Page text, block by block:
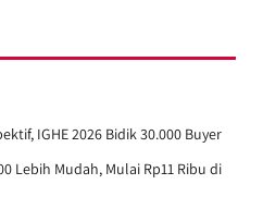
IGHE 2026 Bidik 30.000 Buyer
Lebih Mudah, Mulai Rp11 Ribu di